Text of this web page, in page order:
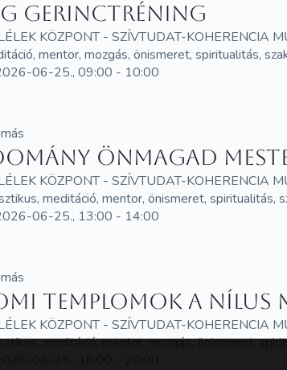
Gerinctréning
KÖZPONT - SZÍVTUDAT-KOHERENCIA
mentor, mozgás, önismeret, spiritualitás,
06-25., 09:00 - 10:00
Önmagad
KÖZPONT - SZÍVTUDAT-KOHERENCIA
meditáció, mentor, önismeret,
06-25., 13:00 - 14:00
templomok a
KÖZPONT - SZÍVTUDAT-KOHERENCIA
meditáció, mentor, mozgás, önismeret,
06-25., 18:00 - 20:00